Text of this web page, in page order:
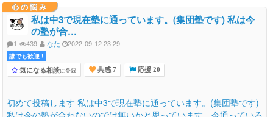
心の悩み
私は中3で現在塾に通っています。(集団塾です) 私は今
の塾が合…
1 439 なた 2022-09-12 23:29
誰でも歓迎 !
気になる相談に登録 共感 7 応援 20
初めて投稿します 私は中3で現在塾に通っています。(集団塾です)